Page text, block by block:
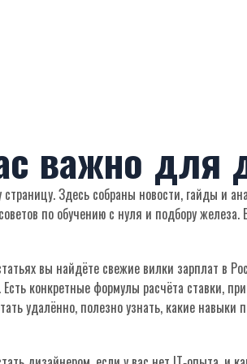
важно для
Здесь собраны новости, гайды и
по обучению с нуля и подбору
вы найдёте свежие вилки зарплат в
конкретные формулы расчёта ставки,
удалённо, полезно узнать, какие